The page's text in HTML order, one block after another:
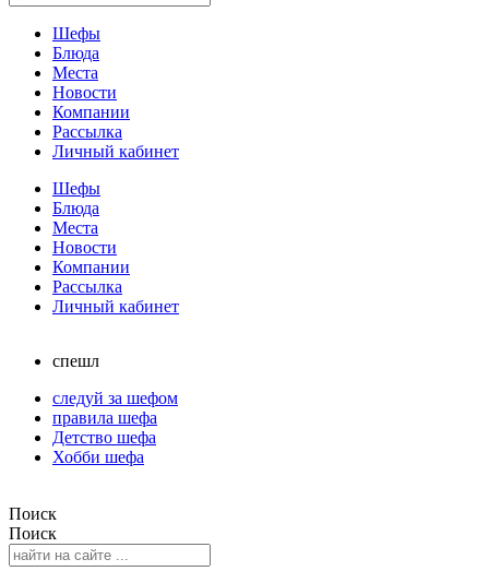
Шефы
Блюда
Места
Новости
Компании
Рассылка
Личный кабинет
Шефы
Блюда
Места
Новости
Компании
Рассылка
Личный кабинет
спешл
следуй за шефом
правила шефа
Детство шефа
Хобби шефа
Поиск
Поиск